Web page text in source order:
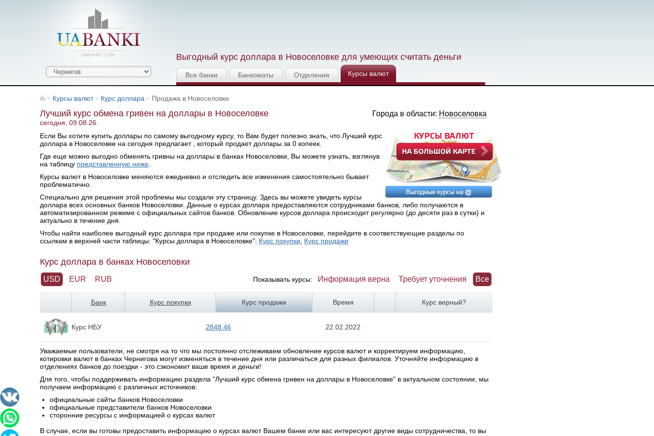
Выгодный курс доллара в Новоселовке для умеющих считать деньги
Все банки Банкоматы Отделения Курсы валют
Курсы валют Курс доллара Продажа в Новоселовке
Лучший курс обмена гривен на доллары в Новоселовке
сегодня, 09.08.26.
Города в области: Новоселовка
Если Вы хотите купить доллары по самому выгодному курсу, то Вам будет полезно знать, что Лучший курс
доллара в Новоселовке на сегодня предлагает , который продает доллары за 0 копеек.
Где еще можно выгодно обменять гривны на доллары в банках Новоселовки, Вы можете узнать, взглянув
на таблицу представленную ниже
Курсы валют в Новоселовке меняются ежедневно и отследить все изменения самостоятельно бывает
проблематично.
Специально для решения этой проблемы мы создали эту страницу. Здесь вы можете увидеть курсы
доллара всех основных банков Новоселовки. Данные о курсах доллара предоставляются сотрудниками банков, либо получаются в
автоматизированном режиме с официальных сайтов банков. Обновление курсов доллара происходит регулярно (до десяти раз в сутки) и
актуально в течение дня.
Чтобы найти наиболее выгодный курс доллара при продаже или покупке в Новоселовке, перейдите в соответствующие разделы по
ссылкам в верхней части таблицы: "Курсы доллара в Новоселовке": Курс покупки Курс продажи
Курс доллара в банках Новоселовки
USD EUR RUB Показывать курсы: Информация верна Требует уточнения Все
Банк Курс покупки Курс продажи Время Курс верный?
Курс НБУ 2848.46 22.02.2022
Уважаемые пользователи, не смотря на то что мы постоянно отслеживаем обновление курсов валют и корректируем информацию,
котировки валют в банках Чернигова могут изменяться в течение дня или различаться для разных филиалов. Уточняйте информацию в
отделениях банков до поездки - это сэкономит ваше время и деньги!
Для того, чтобы поддерживать информацию раздела "Лучший курс обмена гривен на доллары в Новоселовке" в актуальном состоянии, мы
получаем информацию с различных источников:
официальные сайты банков Новоселовки
официальные представители банков Новоселовки
сторонние ресурсы с информацией о курсах валют
В случае, если вы готовы предоставить информацию о курсах валют Вашем банке или вас интересуют другие виды сотрудничества, то вы